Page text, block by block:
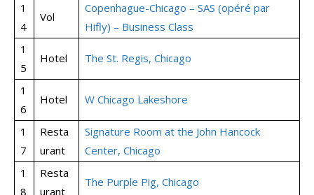
1
4
Vol
Copenhague-Chicago – SAS (opéré par
Hifly) – Business Class
1
5
Hotel The St. Regis, Chicago
1
6
Hotel W Chicago Lakeshore
1
7
Resta
urant
Signature Room at the John Hancock
Center, Chicago
1
8
Resta
urant
The Purple Pig, Chicago